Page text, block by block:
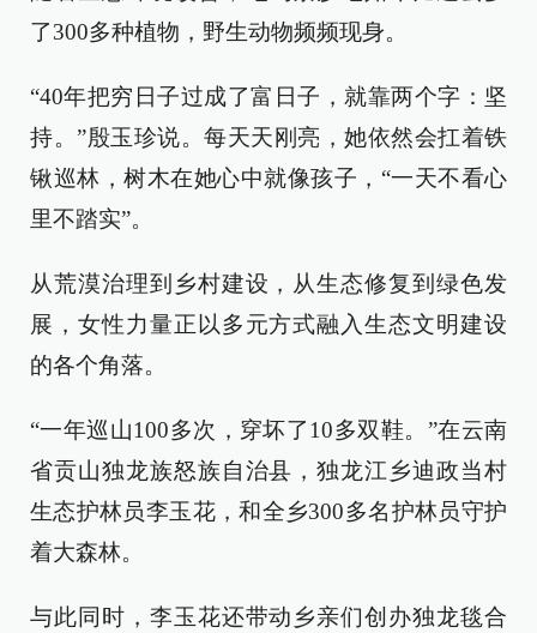
了300多种植物，野生动物频频现身。
“40年把穷日子过成了富日子，就靠两个字：坚
持。”殷玉珍说。每天天刚亮，她依然会扛着铁
锹巡林，树木在她心中就像孩子，“一天不看心
里不踏实”。
从荒漠治理到乡村建设，从生态修复到绿色发
展，女性力量正以多元方式融入生态文明建设
的各个角落。
“一年巡山100多次，穿坏了10多双鞋。”在云南
省贡山独龙族怒族自治县，独龙江乡迪政当村
生态护林员李玉花，和全乡300多名护林员守护
着大森林。
与此同时，李玉花还带动乡亲们创办独龙毯合